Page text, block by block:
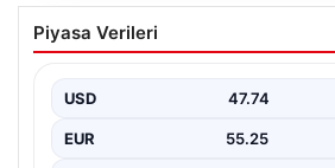
Emekli maaşı ödemeleri
yatacak? SGK, Bağ-Kur,
Piyasa Verileri
USD 47.74
EUR 55.25